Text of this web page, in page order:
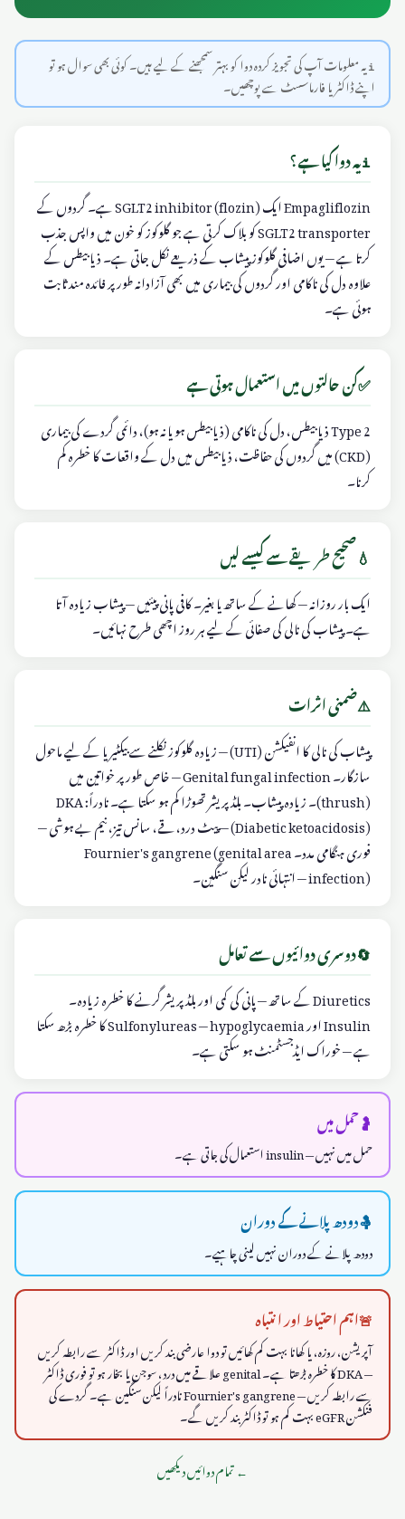
ℹ️ یہ معلومات آپ کی تجویز کردہ دوا کو بہتر سمجھنے کے لیے ہیں۔ کوئی بھی سوال ہو تو
اپنے ڈاکٹر یا فارماسسٹ سے پوچھیں۔
ℹ️یہ دوا کیا ہے؟
Empagliflozin ایک SGLT2 inhibitor (flozin) ہے۔ گردوں کے
SGLT2 transporter کو بلاک کرتی ہے جو گلوکوز کو خون میں واپس جذب
کرتا ہے — یوں اضافی گلوکوز پیشاب کے ذریعے نکل جاتی ہے۔ ذیابیطس کے
علاوہ دل کی ناکامی اور گردوں کی بیماری میں بھی آزادانہ طور پر فائدہ مند ثابت
ہوئی ہے۔
✅کن حالتوں میں استعمال ہوتی ہے
Type 2 ذیابیطس، دل کی ناکامی (ذیابیطس ہو یا نہ ہو)، دائمی گردے کی بیماری
(CKD) میں گردوں کی حفاظت، ذیابیطس میں دل کے واقعات کا خطرہ کم
کرنا۔
💧صحیح طریقے سے کیسے لیں
ایک بار روزانہ — کھانے کے ساتھ یا بغیر۔ کافی پانی پیئیں — پیشاب زیادہ آتا
ہے۔ پیشاب کی نالی کی صفائی کے لیے ہر روز اچھی طرح نہائیں۔
⚠️ضمنی اثرات
پیشاب کی نالی کا انفیکشن (UTI) — زیادہ گلوکوز نکلنے سے بیکٹیریا کے لیے ماحول
سازگار۔ Genital fungal infection — خاص طور پر خواتین میں
(thrush)۔ زیادہ پیشاب۔ بلڈ پریشر تھوڑا کم ہو سکتا ہے۔ نادراً: DKA
(Diabetic ketoacidosis) — پیٹ درد، قے، سانس تیز، نیم بے ہوشی —
فوری ہنگامی مدد۔ Fournier's gangrene (genital area
infection) — انتہائی نادر لیکن سنگین۔
🔄دوسری دوائیوں سے تعامل
Diuretics کے ساتھ — پانی کی کمی اور بلڈ پریشر گرنے کا خطرہ زیادہ۔
Insulin اور Sulfonylureas — hypoglycaemia کا خطرہ بڑھ سکتا
ہے — خوراک ایڈجسٹمنٹ ہو سکتی ہے۔
🤰حمل میں
حمل میں نہیں — insulin استعمال کی جاتی ہے۔
🤱دودھ پلانے کے دوران
دودھ پلانے کے دوران نہیں لینی چاہیے۔
🚨اہم احتیاط اور انتباہ
آپریشن، روزہ، یا کھانا بہت کم کھائیں تو دوا عارضی بند کریں اور ڈاکٹر سے رابطہ کریں
— DKA کا خطرہ بڑھتا ہے۔ genital علاقے میں درد، سوجن یا بخار ہو تو فوری ڈاکٹر
سے رابطہ کریں — Fournier's gangrene نادراً لیکن سنگین ہے۔ گردے کی
فنکشن eGFR بہت کم ہو تو ڈاکٹر بند کریں گے۔
←تمام دوائیں دیکھیں